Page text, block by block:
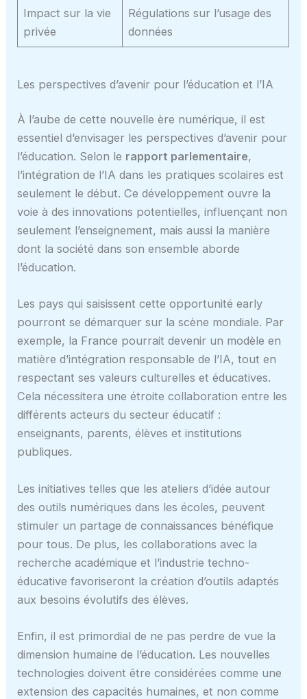
Impact sur la vie
privée
Régulations sur l’usage des
données
Les perspectives d’avenir pour l’éducation et l’IA
À l’aube de cette nouvelle ère numérique, il est
essentiel d’envisager les perspectives d’avenir pour
l’éducation. Selon le rapport parlementaire,
l’intégration de l’IA dans les pratiques scolaires est
seulement le début. Ce développement ouvre la
voie à des innovations potentielles, influençant non
seulement l’enseignement, mais aussi la manière
dont la société dans son ensemble aborde
l’éducation.
Les pays qui saisissent cette opportunité early
pourront se démarquer sur la scène mondiale. Par
exemple, la France pourrait devenir un modèle en
matière d’intégration responsable de l’IA, tout en
respectant ses valeurs culturelles et éducatives.
Cela nécessitera une étroite collaboration entre les
différents acteurs du secteur éducatif :
enseignants, parents, élèves et institutions
publiques.
Les initiatives telles que les ateliers d’idée autour
des outils numériques dans les écoles, peuvent
stimuler un partage de connaissances bénéfique
pour tous. De plus, les collaborations avec la
recherche académique et l’industrie techno-
éducative favoriseront la création d’outils adaptés
aux besoins évolutifs des élèves.
Enfin, il est primordial de ne pas perdre de vue la
dimension humaine de l’éducation. Les nouvelles
technologies doivent être considérées comme une
extension des capacités humaines, et non comme